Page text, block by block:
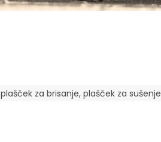
plašček za brisanje, plašček za sušenje